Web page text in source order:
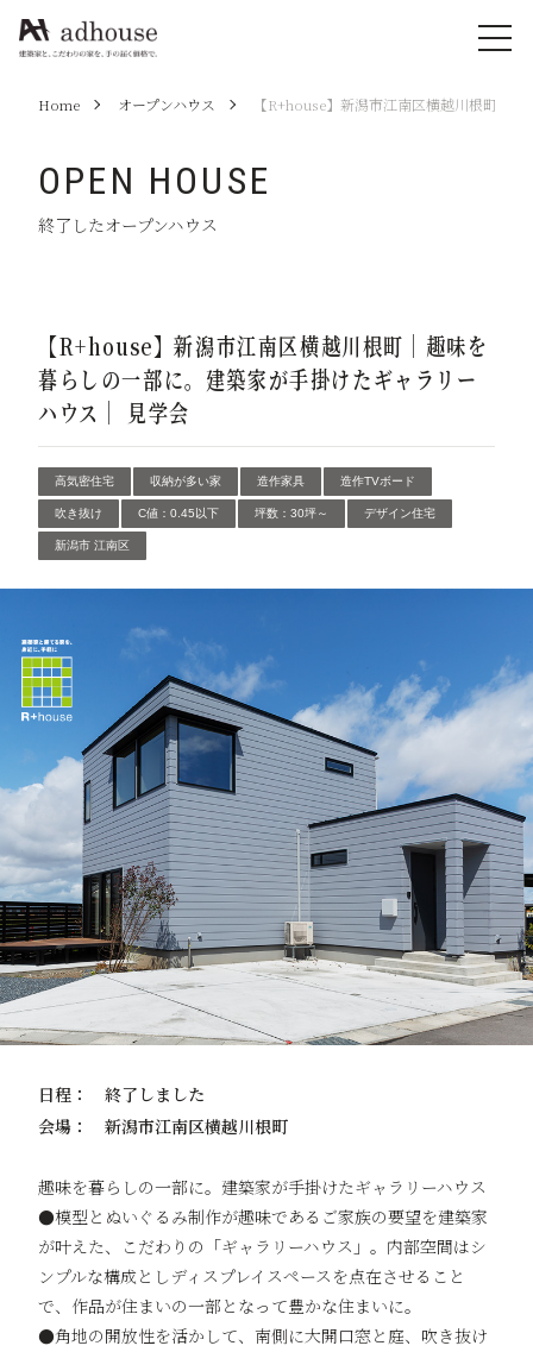
Home オープンハウス 【R+house】新潟市江南区横越川根町｜
OPEN HOUSE
終了したオープンハウス
【R+house】新潟市江南区横越川根町｜趣味を
暮らしの一部に。建築家が手掛けたギャラリー
ハウス｜ 見学会
高気密住宅 収納が多い家 造作家具 造作TVボード
吹き抜け C値：0.45以下 坪数：30坪～ デザイン住宅
新潟市 江南区
日程：
終了しました
会場：
新潟市江南区横越川根町
趣味を暮らしの一部に。建築家が手掛けたギャラリーハウス
●模型とぬいぐるみ制作が趣味であるご家族の要望を建築家
が叶えた、こだわりの「ギャラリーハウス」。内部空間はシ
ンプルな構成としディスプレイスペースを点在させること
で、作品が住まいの一部となって豊かな住まいに。
●角地の開放性を活かして、南側に大開口窓と庭、吹き抜け